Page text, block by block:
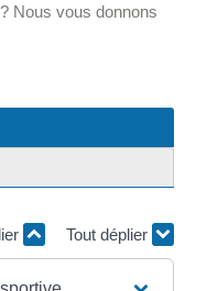
Nous vous donnons
Tout déplier